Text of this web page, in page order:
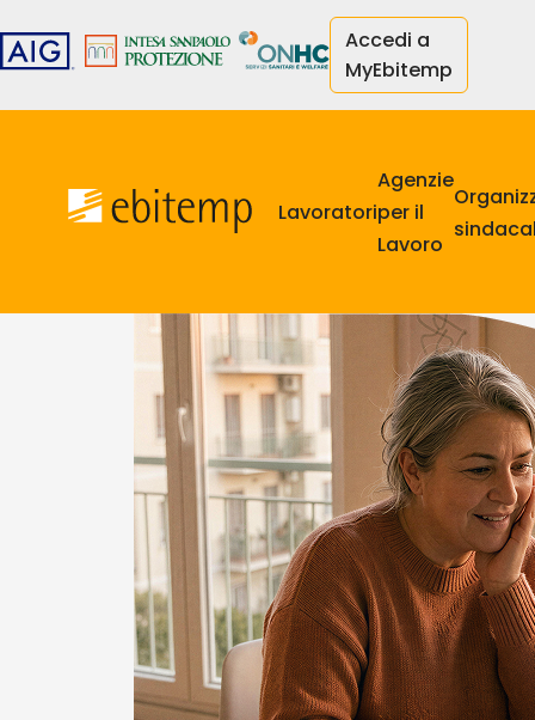
al
contenuto
principale
Accedi a
MyEbitemp
principale
Lavoratori
Agenzie
per il
Lavoro